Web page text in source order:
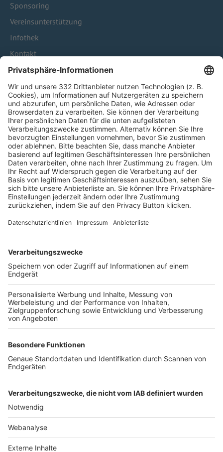
Sponsoring
Vereinsunterstützung
Infothek
Kontakt
HÄUFIG BESUCHTE SEITEN
Pässe und Vereinswechsel
Trainerausbildung
Schulungsangebot Vereinsmitarbeiter
BFV-Geschäftsstellen
Trainerbörse
Login SpielPlus
FOLGE DEM BFV
TOP-VEREINE
TOP-PARTNER
Nutzungsbedingungen Datenschutz Impressum